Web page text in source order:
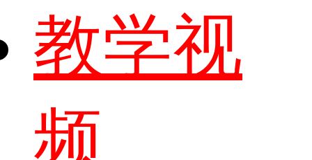
教学视
频